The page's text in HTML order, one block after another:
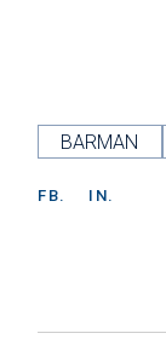
BARMAN
FB. IN.